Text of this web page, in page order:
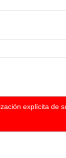
explícita de